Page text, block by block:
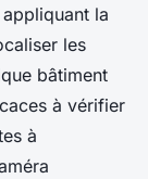
la
les
bâtiment
à vérifier
à